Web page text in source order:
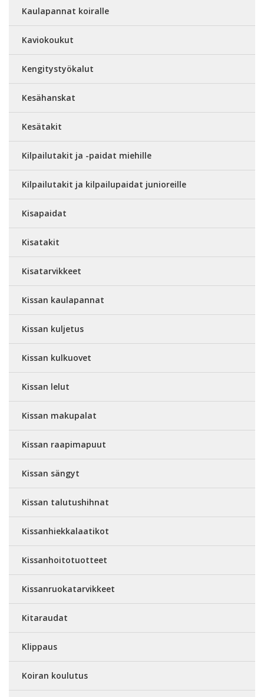
Kaulapannat koiralle
Kaviokoukut
Kengitystyökalut
Kesähanskat
Kesätakit
Kilpailutakit ja -paidat miehille
Kilpailutakit ja kilpailupaidat junioreille
Kisapaidat
Kisatakit
Kisatarvikkeet
Kissan kaulapannat
Kissan kuljetus
Kissan kulkuovet
Kissan lelut
Kissan makupalat
Kissan raapimapuut
Kissan sängyt
Kissan talutushihnat
Kissanhiekkalaatikot
Kissanhoitotuotteet
Kissanruokatarvikkeet
Kitaraudat
Klippaus
Koiran koulutus